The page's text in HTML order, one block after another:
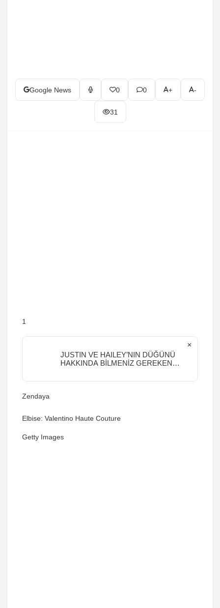
Google News 0 0 + -
31
1
JUSTIN VE HAILEY’NIN DÜĞÜNÜ
HAKKINDA BİLMENİZ GEREKEN
×
Zendaya
Elbise: Valentino Haute Couture
Getty Images